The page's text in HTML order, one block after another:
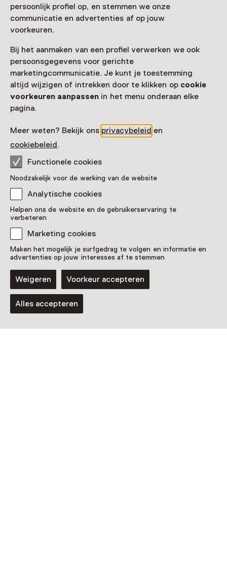
persoonlijk profiel op, en stemmen we onze
communicatie en advertenties af op jouw
voorkeuren.
Bij het aanmaken van een profiel verwerken we ook
persoonsgegevens voor gerichte
marketingcommunicatie. Je kunt je toestemming
altijd wijzigen of intrekken door te klikken op cookie
voorkeuren aanpassen in het menu onderaan elke
pagina.
Meer weten? Bekijk ons privacybeleid en
cookiebeleid.
Functionele cookies
Noodzakelijk voor de werking van de website
Analytische cookies
Helpen ons de website en de gebruikerservaring te
verbeteren
Marketing cookies
Maken het mogelijk je surfgedrag te volgen en informatie en
advertenties op jouw interesses af te stemmen
Weigeren Voorkeur accepteren
Alles accepteren
Het MOW | Museum Westerwolde
Hoofdweg 161
9695 AE Bellingwolde
Vandaag open van 11:00 tot 17:00 uur
Meer openingstijden
Zien & doen in Het
MOW | Museum
Westerwolde
Speurtocht